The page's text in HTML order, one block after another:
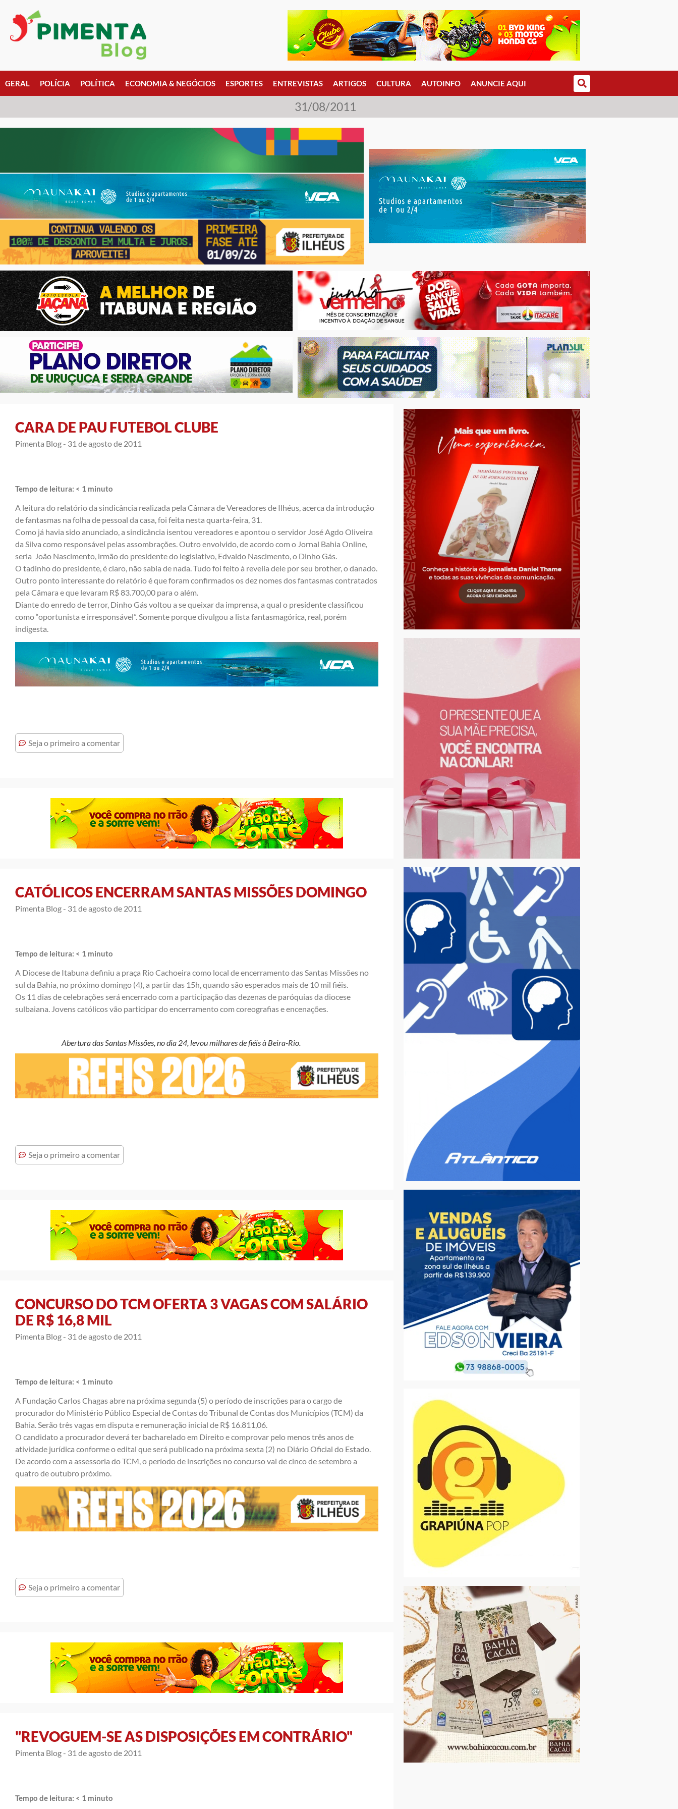
GERAL POLÍCIA POLÍTICA ECONOMIA & NEGÓCIOS ESPORTES ENTREVISTAS ARTIGOS CULTURA AUTOINFO ANUNCIE AQUI
31/08/2011
CARA DE PAU FUTEBOL CLUBE
Pimenta Blog - 31 de agosto de 2011
Tempo de leitura: < 1 minuto
A leitura do relatório da sindicância realizada pela Câmara de Vereadores de Ilhéus, acerca da introdução
de fantasmas na folha de pessoal da casa, foi feita nesta quarta-feira, 31.
Como já havia sido anunciado, a sindicância isentou vereadores e apontou o servidor José Agdo Oliveira
da Silva como responsável pelas assombrações. Outro envolvido, de acordo com o Jornal Bahia Online,
seria João Nascimento, irmão do presidente do legislativo, Edvaldo Nascimento, o Dinho Gás.
O tadinho do presidente, é claro, não sabia de nada. Tudo foi feito à revelia dele por seu brother, o danado.
Outro ponto interessante do relatório é que foram confirmados os dez nomes dos fantasmas contratados
pela Câmara e que levaram R$ 83.700,00 para o além.
Diante do enredo de terror, Dinho Gás voltou a se queixar da imprensa, a qual o presidente classificou
como “oportunista e irresponsável”. Somente porque divulgou a lista fantasmagórica, real, porém
indigesta.
Seja o primeiro a comentar
CATÓLICOS ENCERRAM SANTAS MISSÕES DOMINGO
Pimenta Blog - 31 de agosto de 2011
Tempo de leitura: < 1 minuto
A Diocese de Itabuna definiu a praça Rio Cachoeira como local de encerramento das Santas Missões no
sul da Bahia, no próximo domingo (4), a partir das 15h, quando são esperados mais de 10 mil fiéis.
Os 11 dias de celebrações será encerrado com a participação das dezenas de paróquias da diocese
sulbaiana. Jovens católicos vão participar do encerramento com coreografias e encenações.
Abertura das Santas Missões, no dia 24, levou milhares de fiéis à Beira-Rio.
Seja o primeiro a comentar
CONCURSO DO TCM OFERTA 3 VAGAS COM SALÁRIO
DE R$ 16,8 MIL
Pimenta Blog - 31 de agosto de 2011
Tempo de leitura: < 1 minuto
A Fundação Carlos Chagas abre na próxima segunda (5) o período de inscrições para o cargo de
procurador do Ministério Público Especial de Contas do Tribunal de Contas dos Municípios (TCM) da
Bahia. Serão três vagas em disputa e remuneração inicial de R$ 16.811,06.
O candidato a procurador deverá ter bacharelado em Direito e comprovar pelo menos três anos de
atividade jurídica conforme o edital que será publicado na próxima sexta (2) no Diário Oficial do Estado.
De acordo com a assessoria do TCM, o período de inscrições no concurso vai de cinco de setembro a
quatro de outubro próximo.
Seja o primeiro a comentar
"REVOGUEM-SE AS DISPOSIÇÕES EM CONTRÁRIO"
Pimenta Blog - 31 de agosto de 2011
Tempo de leitura: < 1 minuto